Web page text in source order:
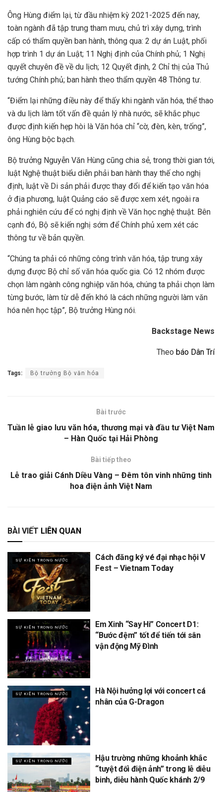
Ông Hùng điểm lại, từ đầu nhiệm kỳ 2021-2025 đến nay,
toàn ngành đã tập trung tham mưu, chủ trì xây dựng, trình
cấp có thẩm quyền ban hành, thông qua: 2 dự án Luật, phối
hợp trình 1 dự án Luật; 11 Nghị định của Chính phủ; 1 Nghị
quyết chuyên đề về du lịch; 12 Quyết định, 2 Chỉ thị của Thủ
tướng Chính phủ; ban hành theo thẩm quyền 48 Thông tư.
“Điểm lại những điều này để thấy khi ngành văn hóa, thể thao
và du lịch làm tốt vấn đề quản lý nhà nước, sẽ khắc phục
được định kiến hẹp hòi là Văn hóa chỉ “cờ, đèn, kèn, trống”,
ông Hùng bộc bạch.
Bộ trưởng Nguyễn Văn Hùng cũng chia sẻ, trong thời gian tới,
luật Nghệ thuật biểu diễn phải ban hành thay thế cho nghị
định, luật về Di sản phải được thay đổi để kiến tạo văn hóa
ở địa phương, luật Quảng cáo sẽ được xem xét, ngoài ra
phải nghiên cứu để có nghị định về Văn học nghệ thuật. Bên
cạnh đó, Bộ sẽ kiến nghị sớm để Chính phủ xem xét các
thông tư về bản quyền.
“Chúng ta phải có những công trình văn hóa, tập trung xây
dựng được Bộ chỉ số văn hóa quốc gia. Có 12 nhóm được
chọn làm ngành công nghiệp văn hóa, chúng ta phải chọn làm
từng bước, làm từ dễ đến khó là cách những người làm văn
hóa nên học tập”, Bộ trưởng Hùng nói.
Backstage News
Theo báo Dân Trí
Tags: Bộ trưởng Bộ văn hóa
Bài trước
Tuần lễ giao lưu văn hóa, thương mại và đầu tư Việt Nam
– Hàn Quốc tại Hải Phòng
Bài tiếp theo
Lễ trao giải Cánh Diều Vàng – Đêm tôn vinh những tinh
hoa điện ảnh Việt Nam
BÀI VIẾT LIÊN QUAN
SỰ KIỆN TRONG NƯỚC
Cách đăng ký vé đại nhạc hội V
Fest – Vietnam Today
SỰ KIỆN TRONG NƯỚC
Em Xinh “Say Hi” Concert D1:
“Bước đệm” tốt để tiến tới sân
vận động Mỹ Đình
SỰ KIỆN TRONG NƯỚC
Hà Nội hưởng lợi với concert cá
nhân của G-Dragon
SỰ KIỆN TRONG NƯỚC
Hậu trường những khoảnh khắc
“tuyệt đối điện ảnh” trong lễ diễu
binh, diễu hành Quốc khánh 2/9